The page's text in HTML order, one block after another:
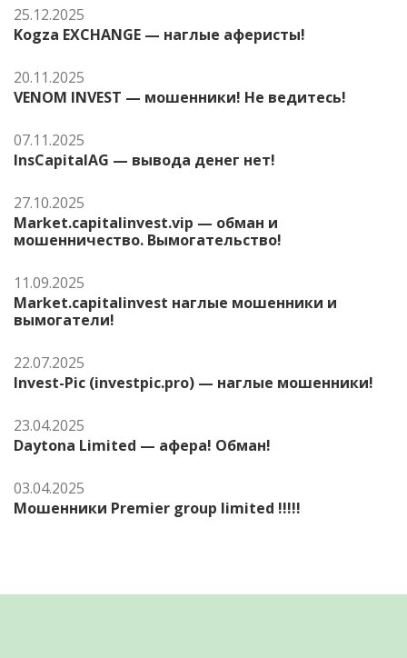
25.12.2025
Kogza EXCHANGE — наглые аферисты!
20.11.2025
VENOM INVEST — мошенники! Не ведитесь!
07.11.2025
InsCapitalAG — вывода денег нет!
27.10.2025
Market.capitalinvest.vip — обман и
мошенничество. Вымогательство!
11.09.2025
Market.capitalinvest наглые мошенники и
вымогатели!
22.07.2025
Invest-Pic (investpic.pro) — наглые мошенники!
23.04.2025
Daytona Limited — афера! Обман!
03.04.2025
Мошенники Premier group limited !!!!!